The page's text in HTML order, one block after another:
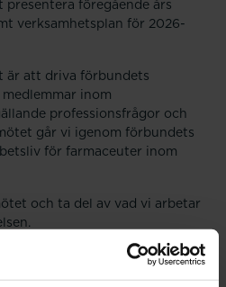
föregående års
verksamhetsplan för 2026-
är att driva förbundets
inom
professionsfrågor och
går vi igenom förbundets
för farmaceuter inom
och ta del av vad vi arbetar
Du får en länk till mötet efter